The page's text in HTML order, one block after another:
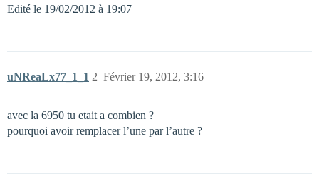
Edité le 19/02/2012 à 19:07
uNReaLx77_1_1 Février 19, 2012, 3:16
2
avec la 6950 tu etait a combien ?
pourquoi avoir remplacer l’une par l’autre ?